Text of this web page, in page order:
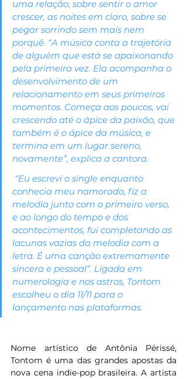
uma relação, sobre sentir o amor
crescer, as noites em claro, sobre se
pegar sorrindo sem mais nem
porquê. “A música conta a trajetória
de alguém que está se apaixonando
pela primeira vez. Ela acompanha o
desenvolvimento de um
relacionamento em seus primeiros
momentos. Começa aos poucos, vai
crescendo até o ápice da paixão, que
também é o ápice da música, e
termina em um lugar sereno,
novamente”, explica a cantora.
conhecia meu namorado, fiz a
melodia junto com o primeiro verso,
e ao longo do tempo e dos
acontecimentos, fui completando as
lacunas vazias da melodia com a
letra. É uma canção extremamente
sincera e pessoal”. Ligada em
numerologia e nos astros, Tontom
escolheu o dia 11/11 para o
lançamento nas plataformas.
Nome artístico de Antônia Périssé,
Tontom é uma das grandes apostas da
nova cena indie-pop brasileira. A artista